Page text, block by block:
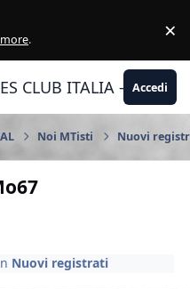
. ×
CLUB ITALIA -Accedi
Noi MTisti Nuovi
Nuovi registrati